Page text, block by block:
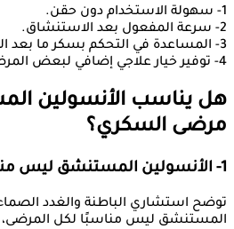
1- سهولة الاستخدام دون حقن.
2- سرعة المفعول بعد الاستنشاق.
3- المساعدة في التحكم بسكر ما بعد الوجبات.
4- توفير خيار علاجي إضافي لبعض المرضى.
هل يناسب الأنسولين
مرضى السكري؟
1- الأنسولين المستنشق ليس مناسبًا لكل المرضى
توضح استشاري الباطنة والغدد
المستنشق ليس مناسبًا لكل المرضى،